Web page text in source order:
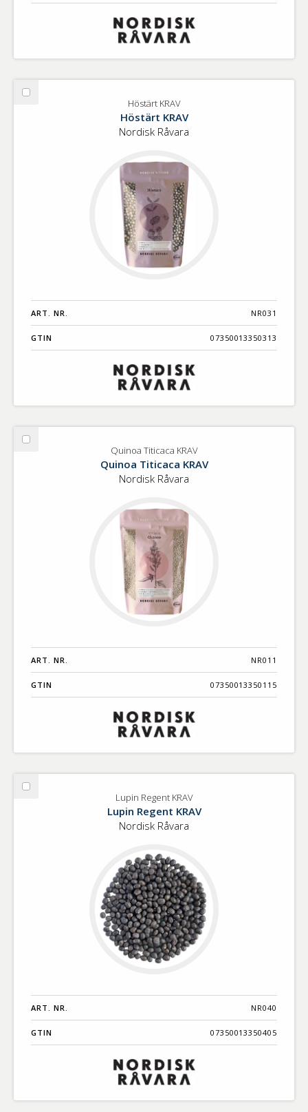
Välj
Höstärt KRAV
Höstärt KRAV
Nordisk Råvara
ART. NR. NR031
GTIN 07350013350313
Välj
Quinoa Titicaca KRAV
Quinoa Titicaca KRAV
Nordisk Råvara
ART. NR. NR011
GTIN 07350013350115
Välj
Lupin Regent KRAV
Lupin Regent KRAV
Nordisk Råvara
ART. NR. NR040
GTIN 07350013350405